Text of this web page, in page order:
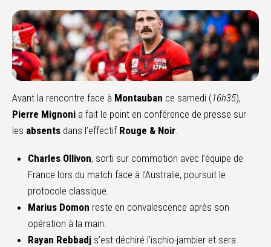
Avant la rencontre face à Montauban ce samedi (16h35),
Pierre Mignoni a fait le point en conférence de presse sur
les absents dans l’effectifRouge & Noir.
Charles Ollivon, sorti sur commotion avec l’équipe de
France lors du match face à l’Australie, poursuit le
protocole classique.
Marius Domon reste en convalescence après son
opération à la main.
Rayan Rebbadjs’est déchiré l’ischio-jambier et sera